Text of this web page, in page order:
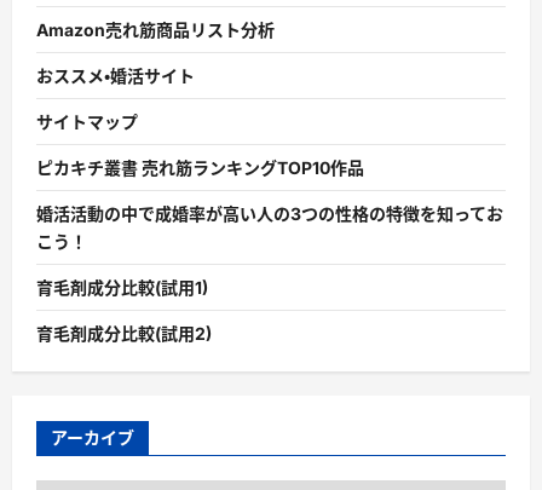
Amazon売れ筋商品リスト分析
おススメ・婚活サイト
サイトマップ
ピカキチ叢書 売れ筋ランキングTOP10作品
婚活活動の中で成婚率が高い人の3つの性格の特徴を知ってお
こう！
育毛剤成分比較(試用1)
育毛剤成分比較(試用2)
アーカイブ